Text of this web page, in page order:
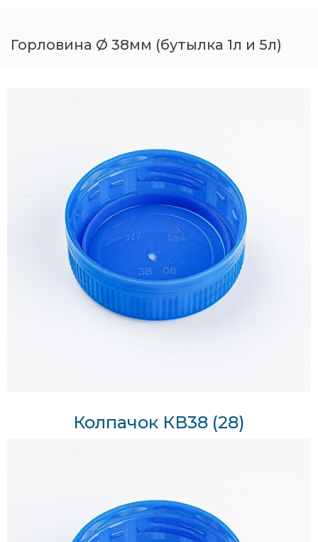
Горловина Ø 38мм (бутылка 1л и 5л)
Колпачок КВ38 (28)